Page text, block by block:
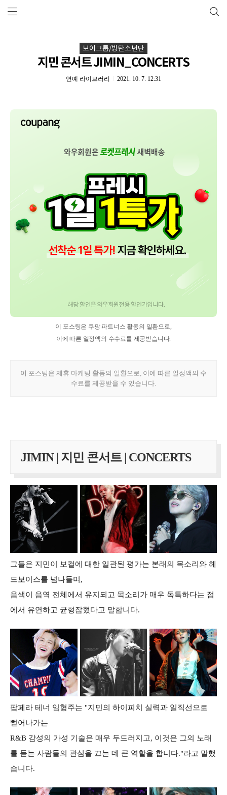
보이그룹/방탄소년단
지민 콘서트 JIMIN_CONCERTS
연예 라이브러리 2021. 10. 7. 12:31
JIMIN | 지민 콘서트 | CONCERTS
그들은 지민이 보컬에 대한 일관된 평가는 본래의 목소리와 헤
드보이스를 넘나들며,
음색이 음역 전체에서 유지되고 목소리가 매우 독특하다는 점
에서 유연하고 균형잡혔다고 말합니다.
팝페라 테너 임형주는 "지민의 하이피치 실력과 일직선으로
뻗어나가는
R&B 감성의 가성 기술은 매우 두드러지고, 이것은 그의 노래
를 듣는 사람들의 관심을 끄는 데 큰 역할을 합니다."라고 말했
습니다.